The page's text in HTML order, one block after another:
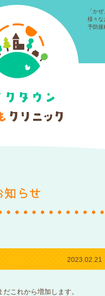
「か
様々な
予防接
2023.02.21
これから増加します。